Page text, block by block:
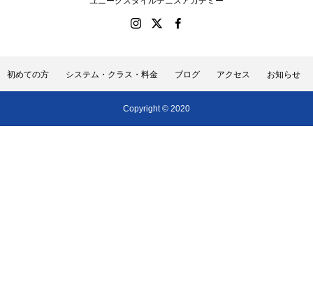
初めての方 システム・クラス・料金 ブログ アクセス お知らせ
Copyright © 2020